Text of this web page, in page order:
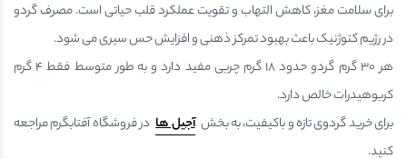
برای سلامت مغز، کاهش التهاب و تقویت عملکرد قلب حیاتی است. مصرف گردو
در رژیم کتوژنیک باعث بهبود تمرکز ذهنی و افزایش حس سیری می شود.
هر ۳۰ گرم گردو حدود ۱۸ گرم چربی مفید دارد و به طور متوسط فقط ۴ گرم
کربوهیدرات خالص دارد.
برای خرید گردوی تازه و باکیفیت، به بخش آجیل ها در فروشگاه آفتابگرم مراجعه
کنید.